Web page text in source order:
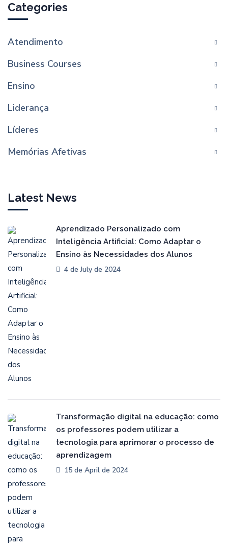
Categories
Atendimento
Business Courses
Ensino
Liderança
Líderes
Memórias Afetivas
Latest News
Aprendizado Personalizado com
Inteligência Artificial: Como Adaptar o
Ensino às Necessidades dos Alunos
4 de July de 2024
Transformação digital na educação: como
os professores podem utilizar a
tecnologia para aprimorar o processo de
aprendizagem
15 de April de 2024